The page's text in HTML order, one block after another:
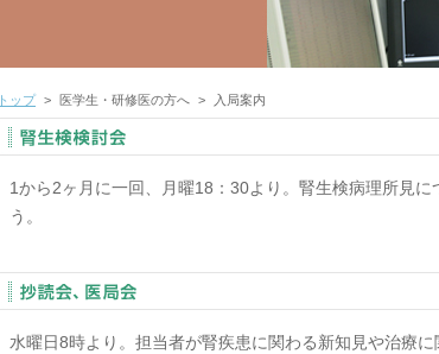
トップ > 医学生・研修医の方へ > 入局案内
1から2ヶ月に一回、月曜18：30より。腎生検病理所見
う。
水曜日8時より。担当者が腎疾患に関わる新知見や治療